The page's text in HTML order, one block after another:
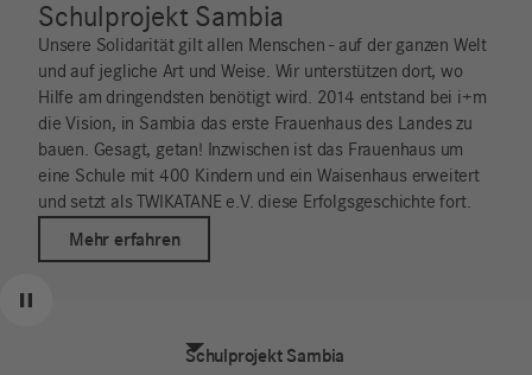
Schulprojekt Sambia
Unsere Solidarität gilt allen Menschen - auf der ganzen Welt
und auf jegliche Art und Weise. Wir unterstützen dort, wo
Hilfe am dringendsten benötigt wird. 2014 entstand bei i+m
die Vision, in Sambia das erste Frauenhaus des Landes zu
bauen. Gesagt, getan! Inzwischen ist das Frauenhaus um
eine Schule mit 400 Kindern und ein Waisenhaus erweitert
und setzt als TWIKATANE e.V. diese Erfolgsgeschichte fort.
Mehr erfahren
Schulprojekt Sambia
Zurück
Weiter
Pause